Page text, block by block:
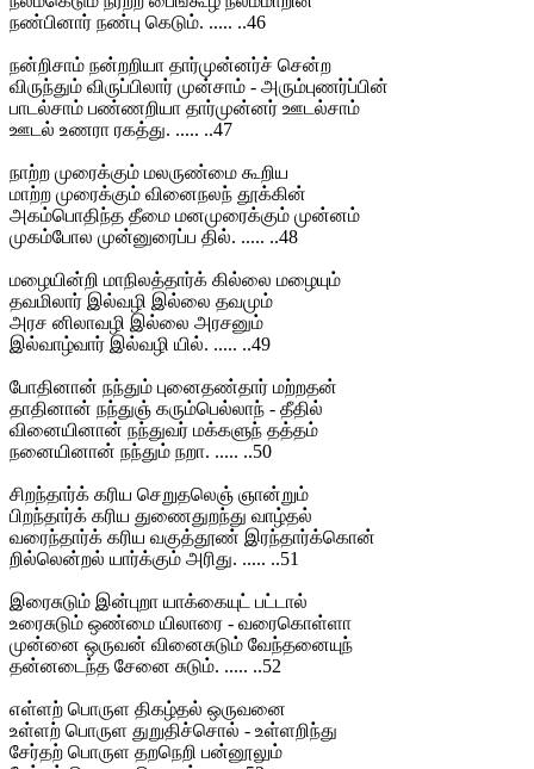
நண்பினார் நண்பு கெடும். ..... ..46
நன்றிசாம் நன்றறியா தார்முன்னர்ச் சென்ற
விருந்தும் விருப்பிலார் முன்சாம் - அரும்புணர்ப்பின்
பாடல்சாம் பண்ணறியா தார்முன்னர் ஊடல்சாம்
ஊடல் உணரா ரகத்து. ..... ..47
நாற்ற முரைக்கும் மலருண்மை கூறிய
மாற்ற முரைக்கும் வினைநலந் தூக்கின்
அகம்பொதிந்த தீமை மனமுரைக்கும் முன்னம்
முகம்போல முன்னுரைப்ப தில். ..... ..48
மழையின்றி மாநிலத்தார்க் கில்லை மழையும்
தவமிலார் இல்வழி இல்லை தவமும்
அரச னிலாவழி இல்லை அரசனும்
இல்வாழ்வார் இல்வழி யில். ..... ..49
போதினான் நந்தும் புனைதண்தார் மற்றதன்
தாதினான் நந்துஞ் கரும்பெல்லாந் - தீதில்
வினையினான் நந்துவர் மக்களுந் தத்தம்
நனையினான் நந்தும் நறா. ..... ..50
சிறந்தார்க் கரிய செறுதலெஞ் ஞான்றும்
பிறந்தார்க் கரிய துணைதுறந்து வாழ்தல்
வரைந்தார்க் கரிய வகுத்தூண் இரந்தார்க்கொன்
றில்லென்றல் யார்க்கும் அரிது. ..... ..51
இரைசுடும் இன்புறா யாக்கையுட் பட்டால்
உரைசுடும் ஒண்மை யிலாரை - வரைகொள்ளா
முன்னை ஒருவன் வினைசுடும் வேந்தனையுந்
தன்னடைந்த சேனை சுடும். ..... ..52
எள்ளற் பொருள திகழ்தல் ஒருவனை
உள்ளற் பொருள துறுதிச்சொல் - உள்ளறிந்து
சேர்தற் பொருள தறநெறி பன்னூலும்